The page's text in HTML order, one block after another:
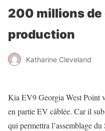
200 millions de
production
Katharine Cleveland
Kia EV9 Georgia West Point
en partie EV câblée. Car il
qui permettra l’assemblage